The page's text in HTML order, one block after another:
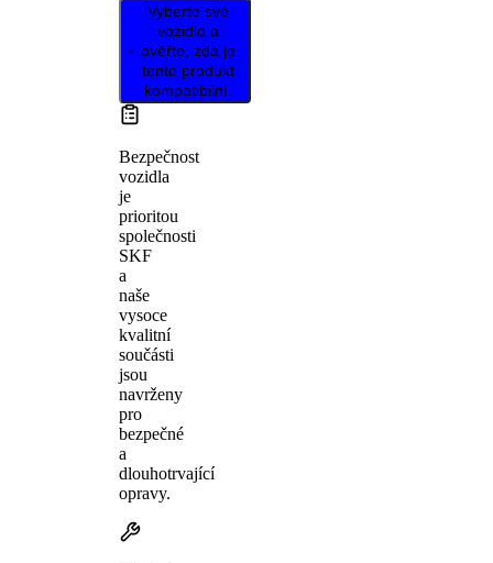
Vyberte své
vozidlo a
ověřte, zda je
tento produkt
kompatibilní.
Bezpečnost
vozidla
je
prioritou
společnosti
SKF
a
naše
vysoce
kvalitní
součásti
jsou
navrženy
pro
bezpečné
a
dlouhotrvající
opravy.